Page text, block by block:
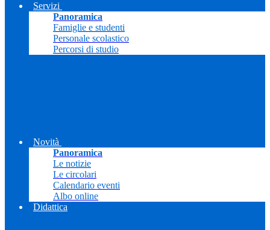
Servizi
Panoramica
Famiglie e studenti
Personale scolastico
Percorsi di studio
Novità
Panoramica
Le notizie
Le circolari
Calendario eventi
Albo online
Didattica